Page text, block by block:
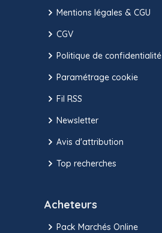
Mentions légales & CGU
CGV
Politique de confidentialité
Paramétrage cookie
Fil RSS
Newsletter
Avis d'attribution
Top recherches
Acheteurs
Pack Marchés Online